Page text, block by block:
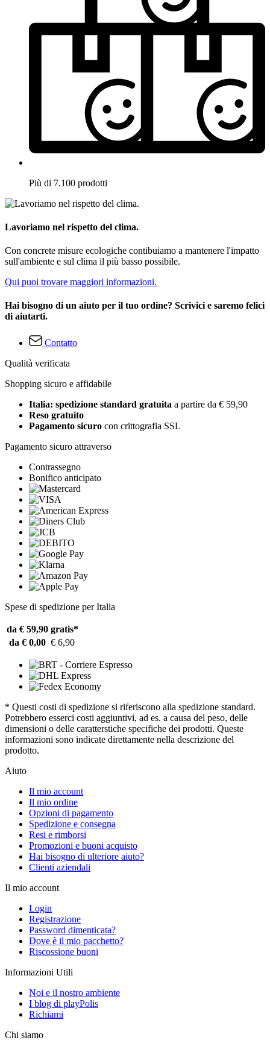
Più di 7.100 prodotti
Lavoriamo nel rispetto del clima.
Con concrete misure ecologiche contibuiamo a mantenere l'impatto
sull'ambiente e sul clima il più basso possibile.
Qui puoi trovare maggiori informazioni.
Hai bisogno di un aiuto per il tuo ordine? Scrivici e saremo felici
di aiutarti.
Contatto
Qualità verificata
Shopping sicuro e affidabile
Italia: spedizione standard gratuita a partire da € 59,90
Reso gratuito
Pagamento sicuro con crittografia SSL
Pagamento sicuro attraverso
Contrassegno
Bonifico anticipato
Spese di spedizione per Italia
da € 59,90 gratis*
da € 0,00 € 6,90
* Questi costi di spedizione si riferiscono alla spedizione standard.
Potrebbero esserci costi aggiuntivi, ad es. a causa del peso, delle
dimensioni o delle caratterstiche specifiche dei prodotti. Queste
informazioni sono indicate direttamente nella descrizione del
prodotto.
Aiuto
Il mio account
Il mio ordine
Opzioni di pagamento
Spedizione e consegna
Resi e rimborsi
Promozioni e buoni acquisto
Hai bisogno di ulteriore aiuto?
Clienti aziendali
Il mio account
Login
Registrazione
Password dimenticata?
Dove è il mio pacchetto?
Riscossione buoni
Informazioni Utili
Noi e il nostro ambiente
I blog di playPolis
Richiami
Chi siamo